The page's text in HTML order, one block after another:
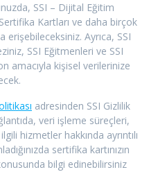
SSI – Dijital Eğitim
Kartları ve daha birçok
erişebileceksiniz. Ayrıca, SSI
SSI Eğitmenleri ve SSI
amacıyla kişisel verilerinize
adresinden SSI Gizlilik
veri işleme süreçleri,
hizmetler hakkında ayrıntılı
sertifika kartınızın
bilgi edinebilirsiniz